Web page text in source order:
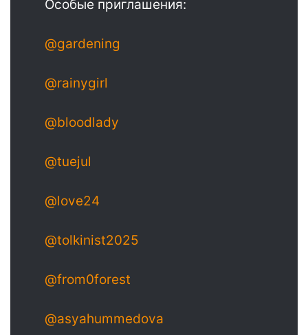
Особые приглашения:
@gardening
@rainygirl
@bloodlady
@tuejul
@love24
@tolkinist2025
@from0forest
@asyahummedova